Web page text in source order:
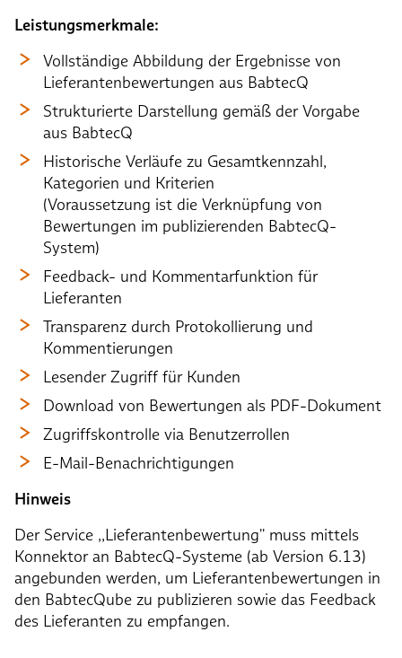
Leistungsmerkmale:
Vollständige Abbildung der Ergebnisse von
Lieferantenbewertungen aus BabtecQ
Strukturierte Darstellung gemäß der Vorgabe
aus BabtecQ
Historische Verläufe zu Gesamtkennzahl,
Kategorien und Kriterien
(Voraussetzung ist die Verknüpfung von
Bewertungen im publizierenden BabtecQ-
System)
Feedback- und Kommentarfunktion für
Lieferanten
Transparenz durch Protokollierung und
Kommentierungen
Lesender Zugriff für Kunden
Download von Bewertungen als PDF-Dokument
Zugriffskontrolle via Benutzerrollen
E-Mail-Benachrichtigungen
Hinweis
Der Service ,,Lieferantenbewertung'' muss mittels
Konnektor an BabtecQ-Systeme (ab Version 6.13)
angebunden werden, um Lieferantenbewertungen in
den BabtecQube zu publizieren sowie das Feedback
des Lieferanten zu empfangen.